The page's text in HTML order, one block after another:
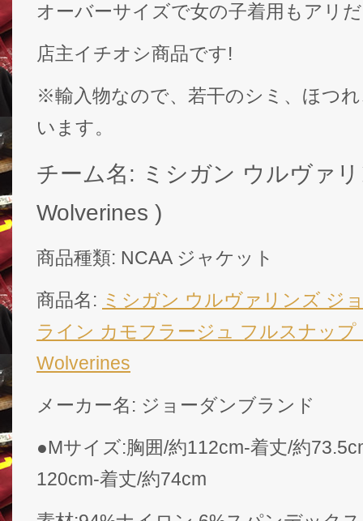
オーバーサイズで女の子着用もアリ
店主イチオシ商品です!
※輸入物なので、若干のシミ、ほつ
います。
チーム名: ミシガン ウルヴァ
Wolverines )
商品種類: NCAA ジャケット
商品名: ミシガン ウルヴァリンズ ジ
ライン カモフラージュ フルスナッ
Wolverines
メーカー名: ジョーダンブランド
●Mサイズ:胸囲/約112cm-着丈/約
120cm-着丈/約74cm